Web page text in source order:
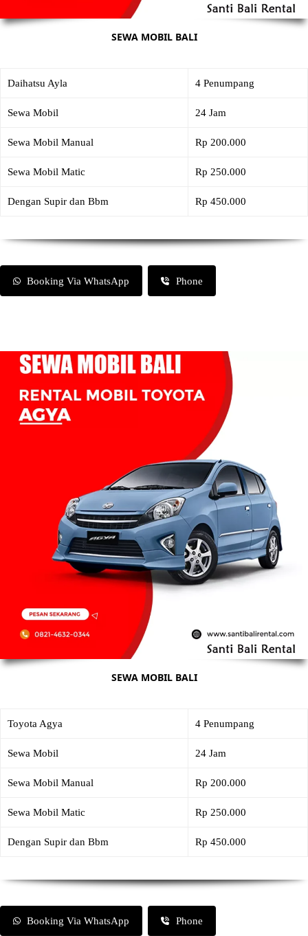
SEWA MOBIL BALI
Daihatsu Ayla 4 Penumpang
Sewa Mobil 24 Jam
Sewa Mobil Manual Rp 200.000
Sewa Mobil Matic Rp 250.000
Dengan Supir dan Bbm Rp 450.000
Booking Via WhatsApp Phone
SEWA MOBIL BALI
Toyota Agya 4 Penumpang
Sewa Mobil 24 Jam
Sewa Mobil Manual Rp 200.000
Sewa Mobil Matic Rp 250.000
Dengan Supir dan Bbm Rp 450.000
Booking Via WhatsApp Phone